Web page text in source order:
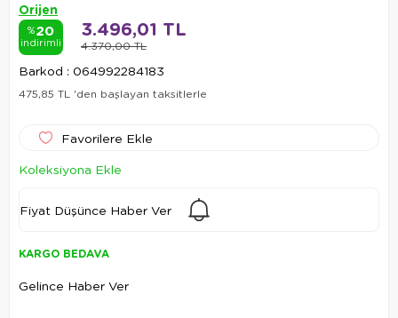
Orijen
%20
indirimli 4.370,00 TL
3.496,01 TL
Barkod : 064992284183
475,85 TL 'den başlayan taksitlerle
Favorilere Ekle
Koleksiyona Ekle
Fiyat Düşünce Haber Ver
KARGO BEDAVA
Gelince Haber Ver